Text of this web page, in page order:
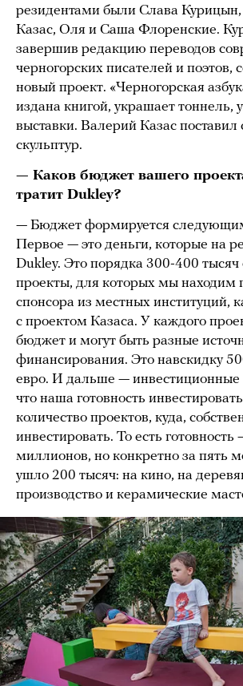
резидентами были Слава
Казас, Оля и Саша Флоренские.
завершив редакцию переводов
черногорских писателей и поэтов,
новый проект. «Черногорская
издана книгой, украшает тоннель,
выставки. Валерий Казас поставил
скульптур.
— Каков бюджет вашего
тратит Dukley?
— Бюджет формируется
Первое — это деньги, которые на
Dukley. Это порядка 300-400
проекты, для которых мы находим
спонсора из местных институций,
с проектом Казаса. У каждого
бюджет и могут быть разные
финансирования. Это навскидку
евро. И дальше — инвестиционные
что наша готовность
количество проектов, куда,
инвестировать. То есть готовность
миллионов, но конкретно за пять
ушло 200 тысяч: на кино, на
производство и керамические